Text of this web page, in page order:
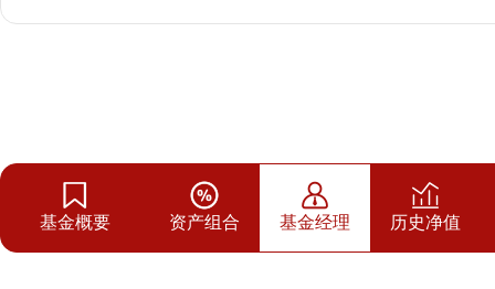
基金概要 资产组合 基金经理 历史净值